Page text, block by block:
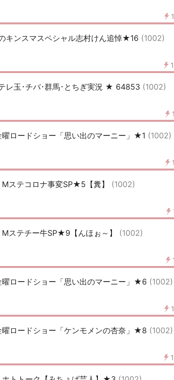
キンスマスペシャル志村けん追悼★16 (1002)
レ玉･チバ･群馬･とちぎ実況 ★ 64853 (1002)
曜ロードショー「思い出のマーニー」★1 (1002)
Mステコロナ事変SP★5【糞】 (1002)
Mステチー牛SP★9【んほぉ～】 (1002)
曜ロードショー「思い出のマーニー」★6 (1002)
曜ロードショー「ケンモメンの杏奈」★8 (1002)